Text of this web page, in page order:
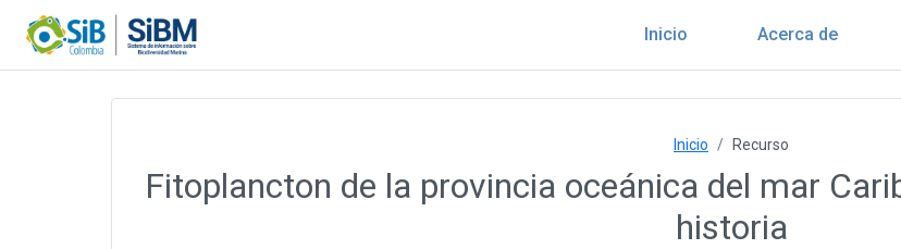
Inicio Acerca de
Inicio Recurso
Fitoplancton de la provincia oceánica del mar
historia